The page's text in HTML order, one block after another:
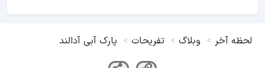
لحظه آخر وبلاگ تفریحات پارک آبی آدالند